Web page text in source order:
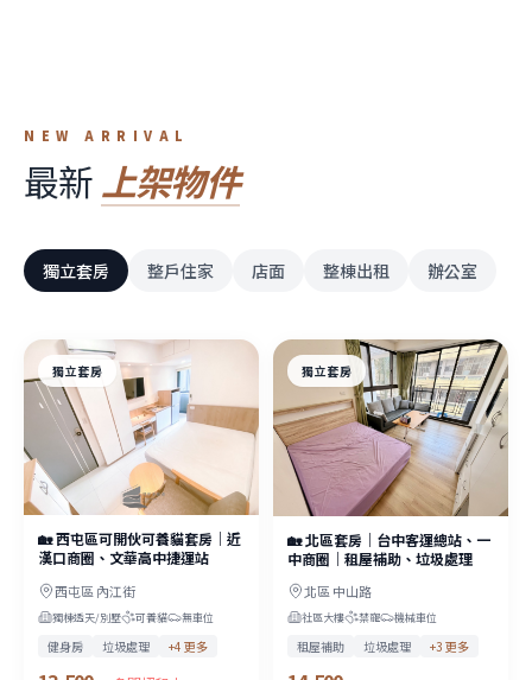
NEW ARRIVAL
最新上架物件
獨立套房 整戶住家 店面 整棟出租 辦公室
獨立套房
🏡 西屯區可開伙可養貓套房｜近
漢口商圈、文華高中捷運站
西屯區 內江街
獨棟透天/別墅 可養貓 無車位
健身房 垃圾處理 +4 更多
獨立套房
🏡 北區套房｜台中客運總站、一
中商圈｜租屋補助、垃圾處理
北區 中山路
社區大樓 禁寵 機械車位
租屋補助 垃圾處理 +3 更多